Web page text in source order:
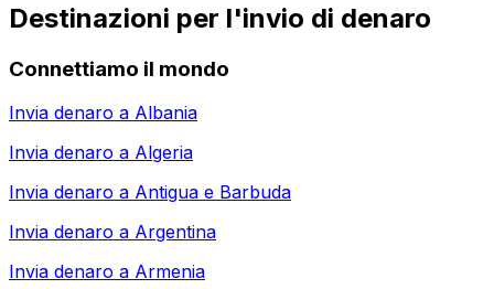
Destinazioni per l'invio di denaro
Connettiamo il mondo
Invia denaro a Albania
Invia denaro a Algeria
Invia denaro a Antigua e Barbuda
Invia denaro a Argentina
Invia denaro a Armenia